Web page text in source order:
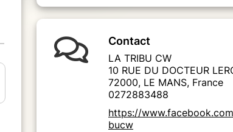
Contact
LA TRIBU CW
10 RUE DU DOCTEUR
72000, LE MANS, France
0272883488
https://
bucw